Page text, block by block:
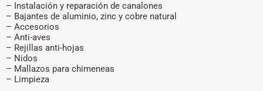
– Instalación y reparación de canalones
– Bajantes de aluminio, zinc y cobre natural
– Accesorios
– Anti-aves
– Rejillas anti-hojas
– Nidos
– Mallazos para chimeneas
– Limpieza